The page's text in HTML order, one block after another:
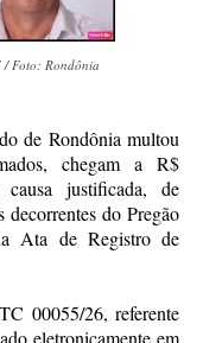
/ Foto: Rondônia
de Rondônia multou
chegam a R$
justificada, de
decorrentes do Pregão
Ata de Registro de
00055/26, referente
eletronicamente em